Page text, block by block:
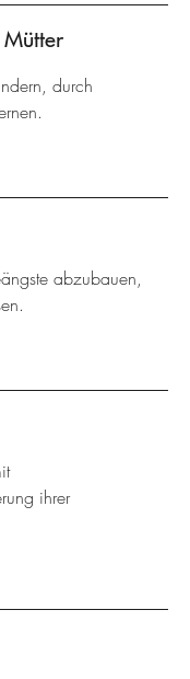
durch
abzubauen,
ihrer